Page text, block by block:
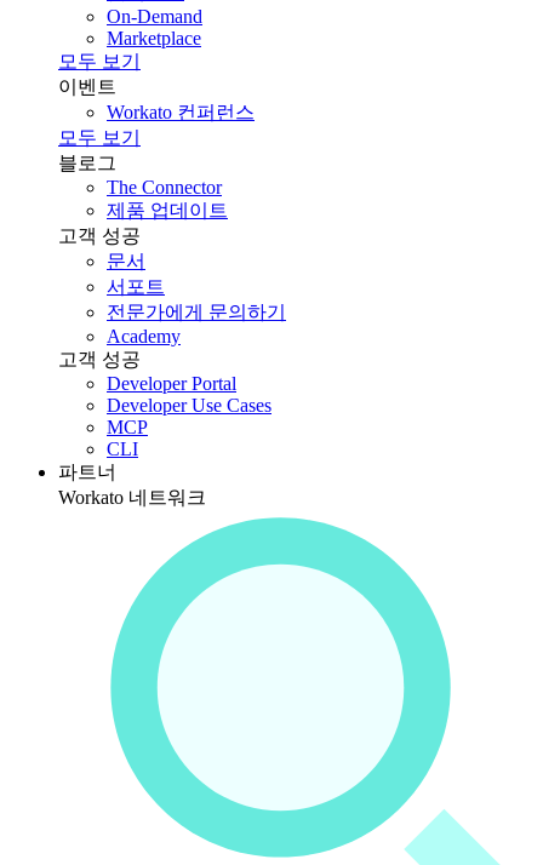
On-Demand
Marketplace
모두 보기
이벤트
Workato 컨퍼런스
모두 보기
블로그
The Connector
제품 업데이트
고객 성공
문서
서포트
전문가에게 문의하기
Academy
고객 성공
Developer Portal
Developer Use Cases
MCP
CLI
파트너
Workato 네트워크